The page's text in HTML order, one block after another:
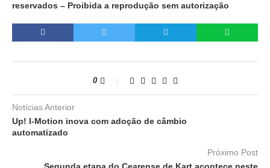
reservados – Proibida a reprodução sem autorização
0
Notícias Anterior
Up! I-Motion inova com adoção de câmbio
automatizado
Próximo Post